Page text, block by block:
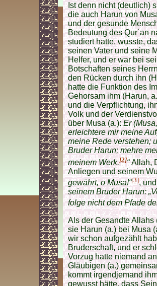
Ist denn nicht (deutlich)
die auch Harun von
und der gesunde
Bedeutung des Qur´an
studiert hatte, wusste,
seinen Vater und seine
Helfer, und er war bei
Botschaften seines
den Rücken durch ihn
hatte die Funktion des
Gehorsam ihm (Harun,
und die Verpflichtung,
Volk und der
über Musa (a.):Er
erleichtere mir meine
meine Rede verstehen;
Bruder Harun; mehre
meinem Werk.[2]“ Allah,
Anliegen und seinem
gewährt, o Musa!“[3],
seinem Bruder Harun:
folge nicht dem Pfade
Als der Gesandte Allahs
sie Harun (a.) bei Musa
wir schon aufgezählt
Bruderschaft, und er
Vorzug hatte niemand
Gläubigen (a.)
kommt irgendjemand
gewusst hätte, dass